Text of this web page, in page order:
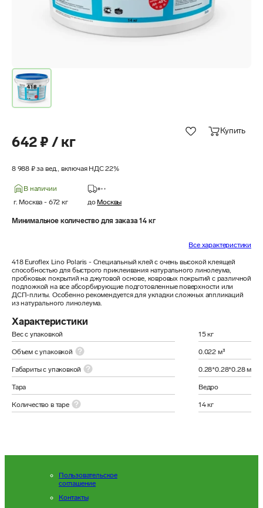
642 ₽ / кг
8 988 ₽ за вед., включая НДС 22%
Купить
В наличии
г. Москва - 672 кг до Москвы
Минимальное количество для заказа 14 кг
Все характеристики
418 Euroflex Lino Polaris - Специальный клей с очень высокой клеящей
способностью для быстрого приклеивания натурального линолеума,
пробковых покрытий на джутовой основе, ковровых покрытий с различной
подложкой на все абсорбирующие подготовленные поверхности или
ДСП-плиты. Особенно рекомендуется для укладки сложных аппликаций
из натурального линолеума.
Характеристики
Вес с упаковкой 15 кг
Объем с упаковкой 0.022 м³
Габариты с упаковкой 0.28*0.28*0.28 м
Тара Ведро
Количество в таре 14 кг
Пользовательское
соглашение
Контакты